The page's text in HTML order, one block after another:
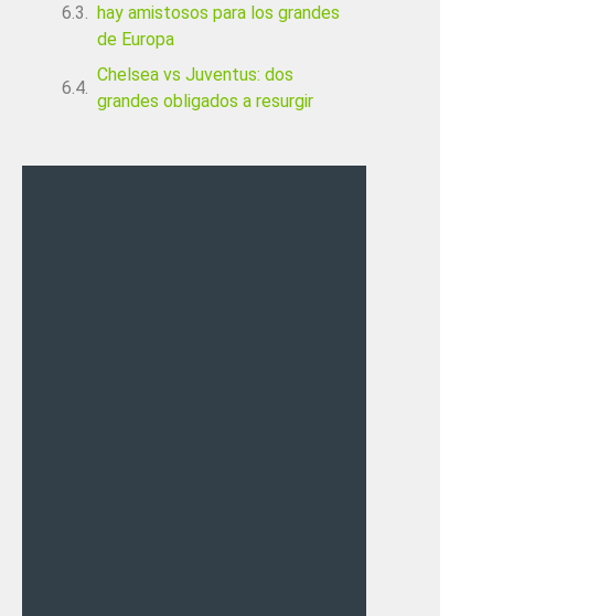
hay amistosos para los grandes
de Europa
Chelsea vs Juventus: dos
grandes obligados a resurgir